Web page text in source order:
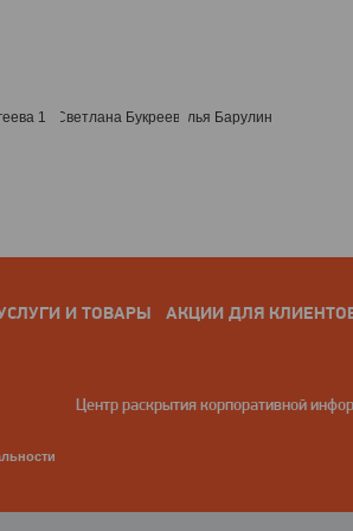
И ТОВАРЫ АКЦИИ ДЛЯ
Центр раскрытия корпоративной